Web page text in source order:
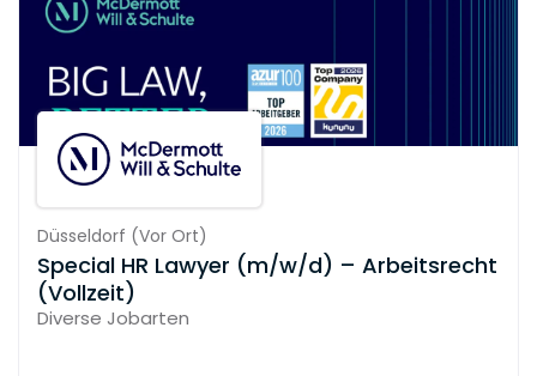
Düsseldorf (Vor Ort)
Special HR Lawyer (m/w/d) – Arbeitsrecht
(Vollzeit)
Diverse Jobarten